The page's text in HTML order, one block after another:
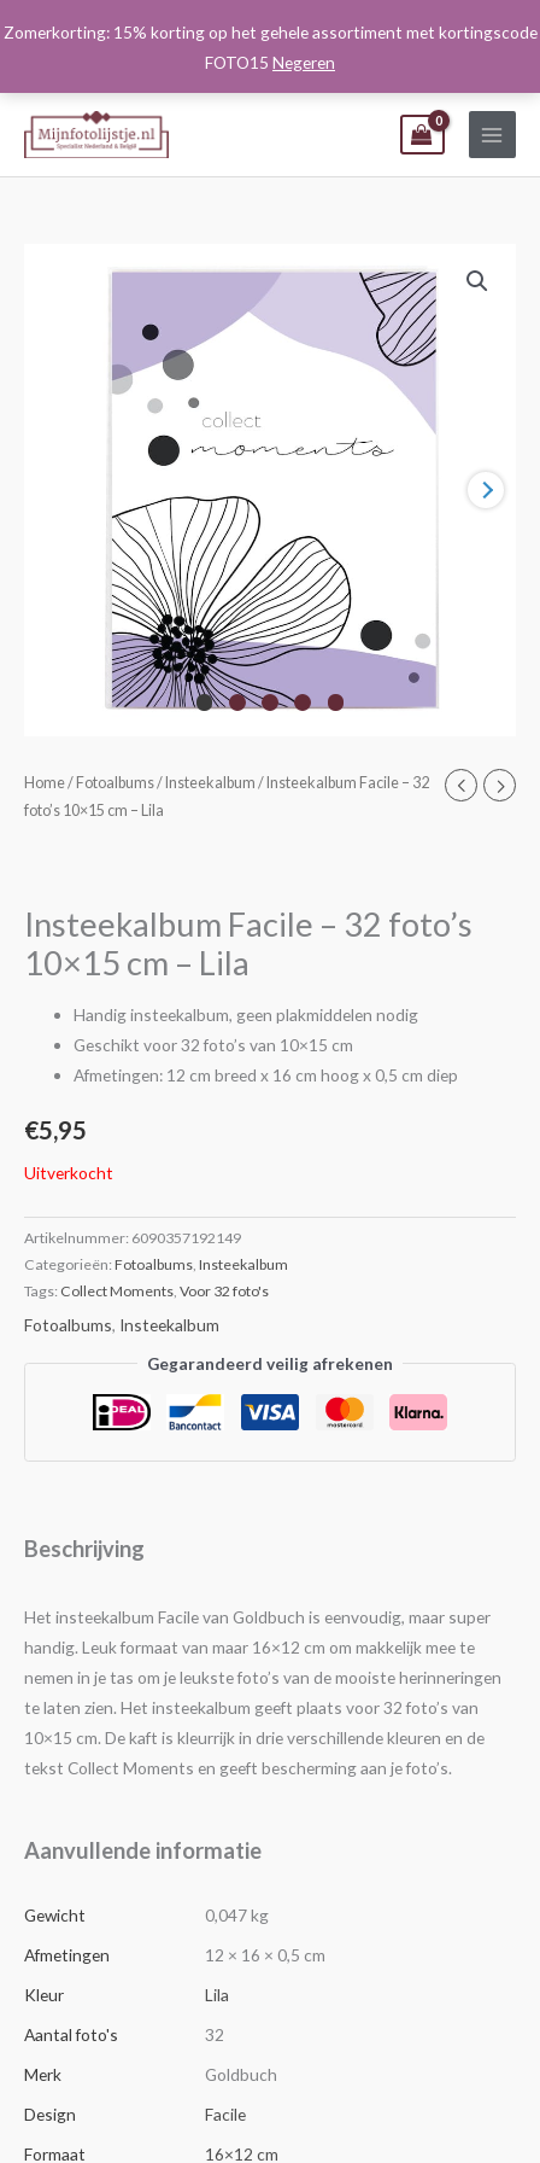
Zomerkorting: 15% korting op het gehele assortiment met kortingscode
FOTO15 Negeren
naar
Home/ Fotoalbums/ Insteekalbum / Insteekalbum Facile – 32
foto’s 10×15 cm – Lila
Insteekalbum Facile – 32 foto’s
10×15 cm – Lila
Handig insteekalbum, geen plakmiddelen nodig
Geschikt voor 32 foto’s van 10×15 cm
Afmetingen: 12 cm breed x 16 cm hoog x 0,5 cm diep
€5,95
Uitverkocht
Artikelnummer: 6090357192149
Categorieën: Fotoalbums Insteekalbum
Tags: Collect Moments Voor 32 foto's
Fotoalbums, Insteekalbum
Gegarandeerd veilig afrekenen
Beschrijving
Het insteekalbum Facile van Goldbuch is eenvoudig, maar super
handig. Leuk formaat van maar 16×12 cm om makkelijk mee te
nemen in je tas om je leukste foto’s van de mooiste herinneringen
te laten zien. Het insteekalbum geeft plaats voor 32 foto’s van
10×15 cm. De kaft is kleurrijk in drie verschillende kleuren en de
tekst Collect Moments en geeft bescherming aan je foto’s.
Aanvullende informatie
Gewicht
0,047 kg
Afmetingen
12 × 16 × 0,5 cm
Kleur
Lila
Aantal foto's
32
Merk
Goldbuch
Design
Facile
Formaat
16×12 cm